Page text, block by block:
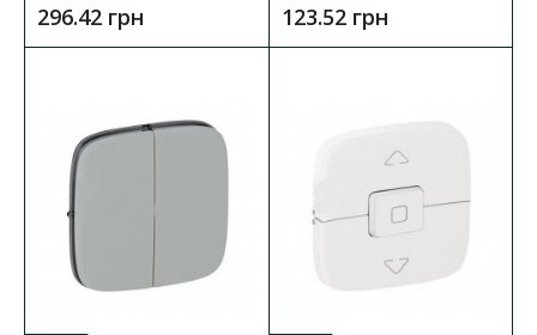
Механизм электрической розетки Schneider Electirc TV из
В закладки
296.42 грн 123.52 грн